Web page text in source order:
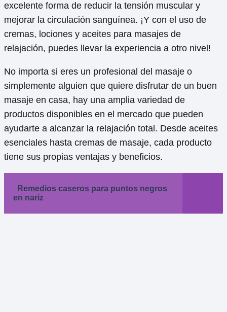
excelente forma de reducir la tensión muscular y
mejorar la circulación sanguínea. ¡Y con el uso de
cremas, lociones y aceites para masajes de
relajación, puedes llevar la experiencia a otro nivel!
No importa si eres un profesional del masaje o
simplemente alguien que quiere disfrutar de un buen
masaje en casa, hay una amplia variedad de
productos disponibles en el mercado que pueden
ayudarte a alcanzar la relajación total. Desde aceites
esenciales hasta cremas de masaje, cada producto
tiene sus propias ventajas y beneficios.
Remedios caseros para puntos negros
en nariz